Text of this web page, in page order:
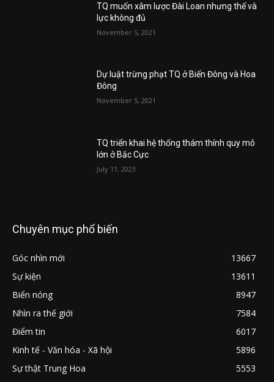
TQ muốn xâm lược Đài Loan nhưng thế và
lực không đủ
November 5, 2021
Dự luật trừng phạt TQ ở Biển Đông và Hoa
Đông
November 5, 2021
TQ triển khai hệ thống thám thính quy mô
lớn ở Bắc Cực
July 11, 2023
Chuyên mục phổ biến
Góc nhìn mới
13667
Sự kiện
13611
Biển nóng
8947
Nhìn ra thế giới
7584
Điểm tin
6017
Kinh tế - Văn hóa - Xã hội
5896
Sự thật Trung Hoa
5553